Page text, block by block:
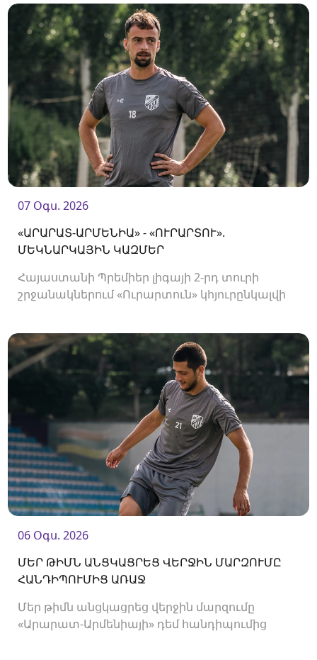
07 Օգս. 2026
«ԱՐԱՐԱՏ-ԱՐՄԵՆԻԱ» - «ՈՒՐԱՐՏՈՒ».
ՄԵԿՆԱՐԿԱՅԻՆ ԿԱԶՄԵՐ
Հայաստանի Պրեմիեր լիգայի 2-րդ տուրի
շրջանակներում «Ուրարտուն» կհյուրընկալվի
06 Օգս. 2026
ՄԵՐ ԹԻՄՆ ԱՆՑԿԱՑՐԵՑ ՎԵՐՋԻՆ ՄԱՐԶՈՒՄԸ
ՀԱՆԴԻՊՈՒՄԻՑ ԱՌԱՋ
Մեր թիմն անցկացրեց վերջին մարզումը
«Արարատ-Արմենիայի» դեմ հանդիպումից